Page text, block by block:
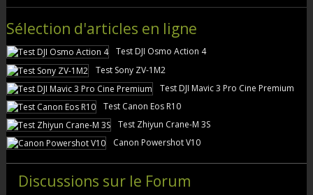
Sélection d'articles en ligne
Test DJI Osmo Action 4
Test Sony ZV-1M2
Test DJI Mavic 3 Pro Cine Premium
Test Canon Eos R10
Test Zhiyun Crane-M 3S
Canon Powershot V10
Discussions sur le Forum